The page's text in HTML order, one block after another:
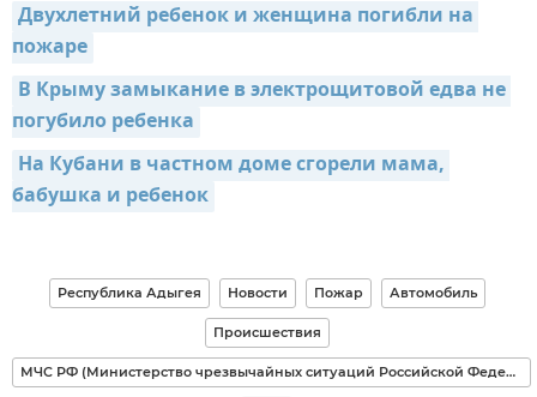
Двухлетний ребенок и женщина погибли на
пожаре
В Крыму замыкание в электрощитовой едва не
погубило ребенка
На Кубани в частном доме сгорели мама,
бабушка и ребенок
Республика Адыгея Новости Пожар Автомобиль
Происшествия
МЧС РФ (Министерство чрезвычайных ситуаций Российской Федерации)